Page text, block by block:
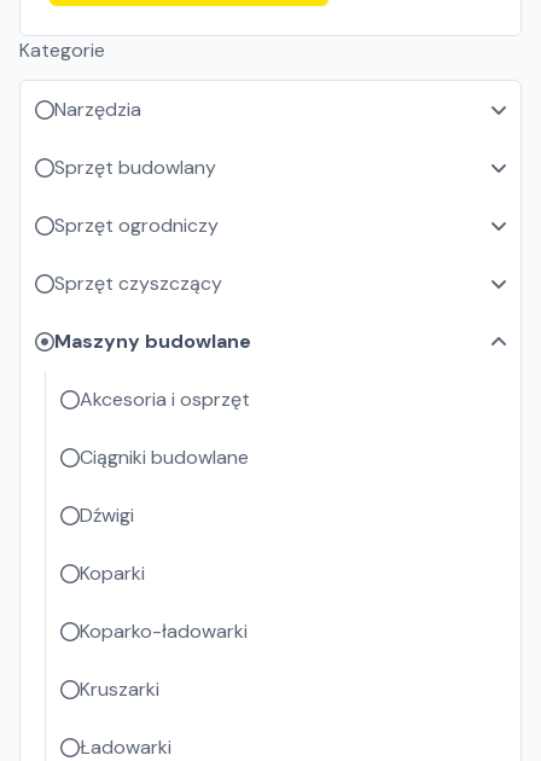
Kategorie
Narzędzia
Sprzęt budowlany
Sprzęt ogrodniczy
Sprzęt czyszczący
Maszyny budowlane
Akcesoria i osprzęt
Ciągniki budowlane
Dźwigi
Koparki
Koparko-ładowarki
Kruszarki
Ładowarki